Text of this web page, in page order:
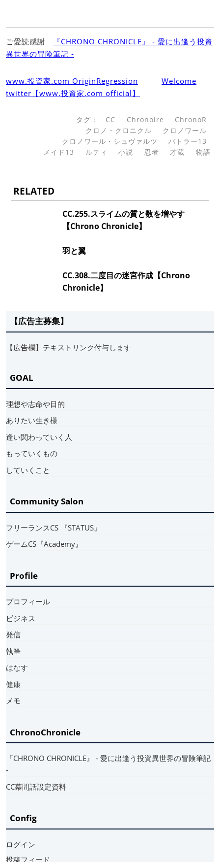
ご愛読感謝
『CHRONO CHRONICLE』 ‐ 愛に出逢う投資
異世界の冒険筆記 ‐
www.投資家.com OriginRegression
Welcome
twitter【www.投資家.com official】
タグ： CC Chronoire
ChronoR
クロノ・クロニクル
クロノワール
クロノワール・シュヴァルツ
バトラー13
メイド13
ルティ 小説 忍者 才蔵 物語
RELATED
CC.255.スライムの質と数を増やす
【Chrono Chronicle】
羽と翼
CC.308.二度目の迷宮作成【Chrono
Chronicle】
【広告主募集】
【広告欄】テキストリンク付与します
GOAL
理想や志命や目的
ありたい生き様
逢い関わっていく人
もっていくもの
していくこと
Community Salon
フリーランスCS 『STATUS』
ゲームCS『Academy』
Profile
プロフィール
ビジネス
発信
執筆
はなす
健康
メモ
ChronoChronicle
『CHRONO CHRONICLE』 ‐ 愛に出逢う投資異世界の冒険筆記
‐
CC幕間話設定資料
Config
ログイン
投稿フィード